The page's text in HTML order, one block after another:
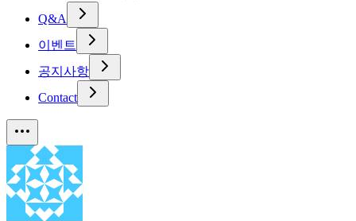
Q&A
이벤트
공지사항
Contact